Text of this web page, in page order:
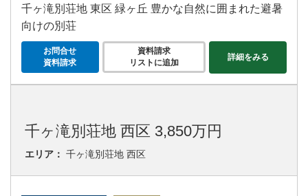
千ヶ滝別荘地 東区 緑ヶ丘 豊かな自然に囲まれた避暑
向けの別荘
お問合せ
資料請求
資料請求
リストに追加
詳細をみる
千ヶ滝別荘地 西区 3,850万円
エリア： 千ヶ滝別荘地 西区